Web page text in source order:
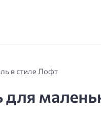
в стиле Лофт